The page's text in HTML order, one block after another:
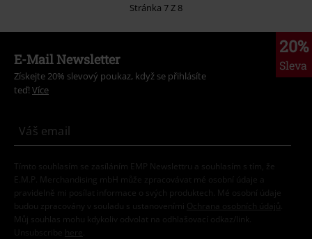
Stránka 7 Z 8
20%
Sleva
E-Mail Newsletter
Získejte 20% slevový poukaz, když se přihlásíte
teď! Více
Tímto souhlasím se zasíláním EMP Newslettru a souhlasím s tím, že
E.M.P. Merchandising mbH může zpracovávat mé osobní údaje a
pravidelně mi posílat informace o svých produktech. Mé osobní údaje
budou zpracovány v souladu s ustanoveními
Ochrana osobních údajů
Můj souhlas mohu kdykoliv odvolat na odhlašovací odkaz/link.
Unsubscribe here